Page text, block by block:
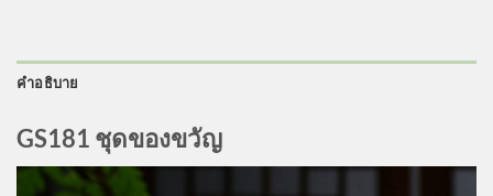
คำอธิบาย
GS181 ชุดของขวัญ